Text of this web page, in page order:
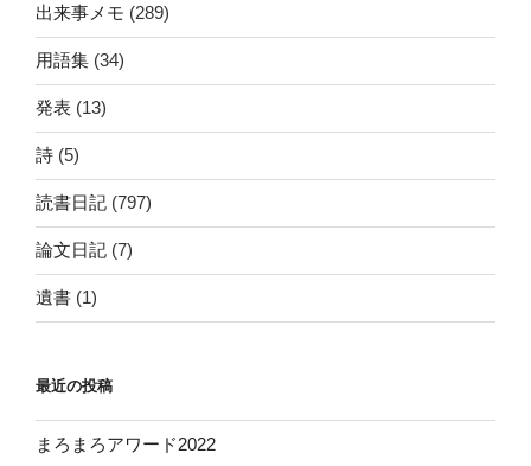
出来事メモ (289)
用語集 (34)
発表 (13)
詩 (5)
読書日記 (797)
論文日記 (7)
遺書 (1)
最近の投稿
まろまろアワード2022